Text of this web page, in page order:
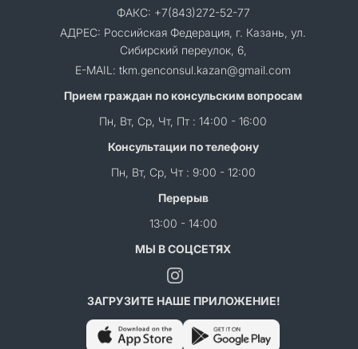
ФАКС: +7(843)272-52-77
АДРЕС: Российская Федерация, г. Казань, ул.
Сибирский переулок, 6,
E-MAIL: tkm.genconsul.kazan@gmail.com
Прием граждан по консульским вопросам
Пн, Вт, Ср, Чт, Пт : 14:00 - 16:00
Консультации по телефону
Пн, Вт, Ср, Чт : 9:00 - 12:00
Перерыв
13:00 - 14:00
МЫ В СОЦСЕТЯХ
ЗАГРУЗИТЕ НАШЕ ПРИЛОЖЕНИЕ!